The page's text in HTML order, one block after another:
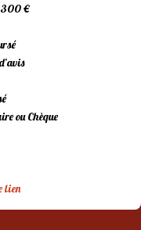
300 €
ou Chèque
lien